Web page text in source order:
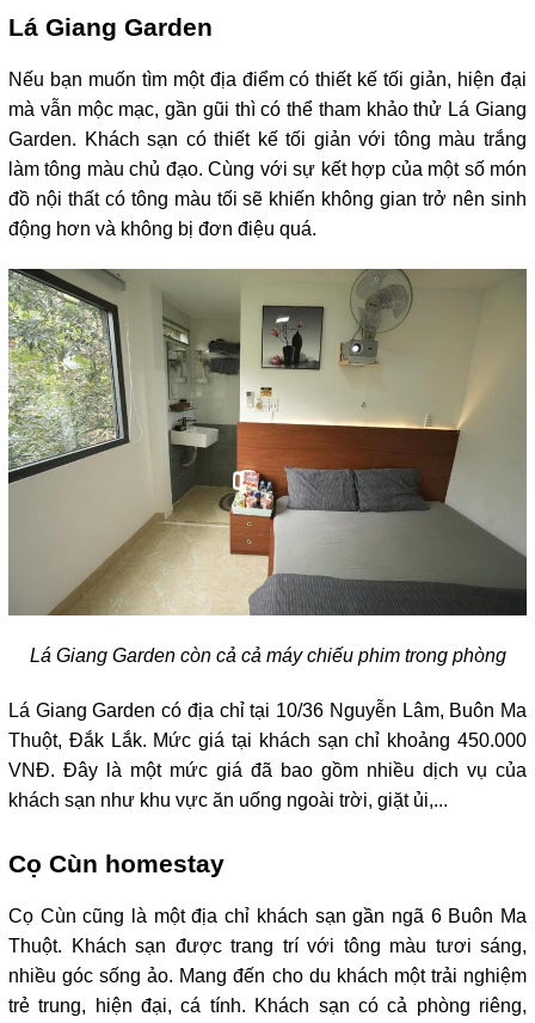
Lá Giang Garden
Nếu bạn muốn tìm một địa điểm có thiết kế tối giản, hiện đại
mà vẫn mộc mạc, gần gũi thì có thể tham khảo thử Lá Giang
Garden. Khách sạn có thiết kế tối giản với tông màu trắng
làm tông màu chủ đạo. Cùng với sự kết hợp của một số món
đồ nội thất có tông màu tối sẽ khiến không gian trở nên sinh
động hơn và không bị đơn điệu quá.
Lá Giang Garden còn cả cả máy chiếu phim trong phòng
Lá Giang Garden có địa chỉ tại 10/36 Nguyễn Lâm, Buôn Ma
Thuột, Đắk Lắk. Mức giá tại khách sạn chỉ khoảng 450.000
VNĐ. Đây là một mức giá đã bao gồm nhiều dịch vụ của
khách sạn như khu vực ăn uống ngoài trời, giặt ủi,...
Cọ Cùn homestay
Cọ Cùn cũng là một địa chỉ khách sạn gần ngã 6 Buôn Ma
Thuột. Khách sạn được trang trí với tông màu tươi sáng,
nhiều góc sống ảo. Mang đến cho du khách một trải nghiệm
trẻ trung, hiện đại, cá tính. Khách sạn có cả phòng riêng,